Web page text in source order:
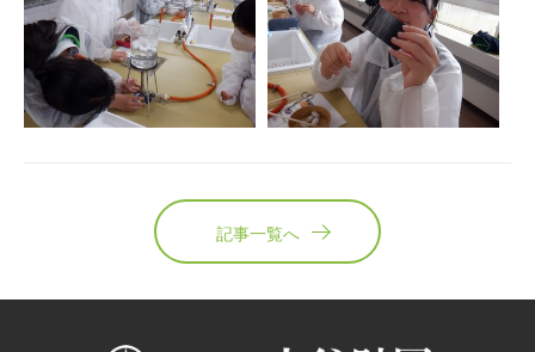
記事一覧へ